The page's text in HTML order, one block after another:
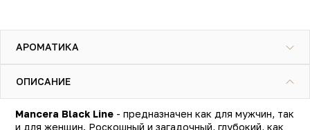
АРОМАТИКА
ОПИСАНИЕ
Mancera Black Line - предназначен как для мужчин, так
и для женщин. Роскошный и загадочный, глубокий, как